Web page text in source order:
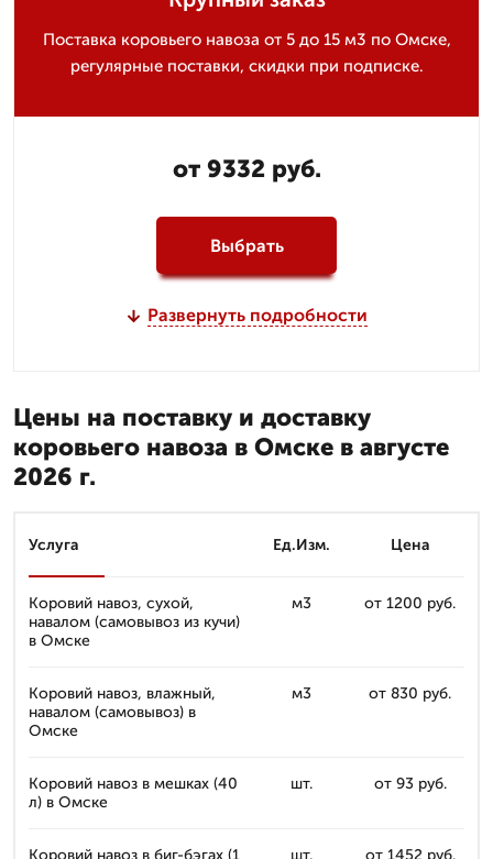
Поставка коровьего навоза от 5 до 15 м3 по Омске,
регулярные поставки, скидки при подписке.
от 9332 руб.
Выбрать
Развернуть подробности
Цены на поставку и доставку
коровьего навоза в Омске в августе
2026 г.
Услуга Ед.Изм. Цена
Коровий навоз, сухой,
навалом (самовывоз из кучи)
в Омске
м3 от 1200 руб.
Коровий навоз, влажный,
навалом (самовывоз) в
Омске
м3 от 830 руб.
Коровий навоз в мешках (40
л) в Омске
шт. от 93 руб.
Коровий навоз в биг-бэгах (1
шт. от 1452 руб.